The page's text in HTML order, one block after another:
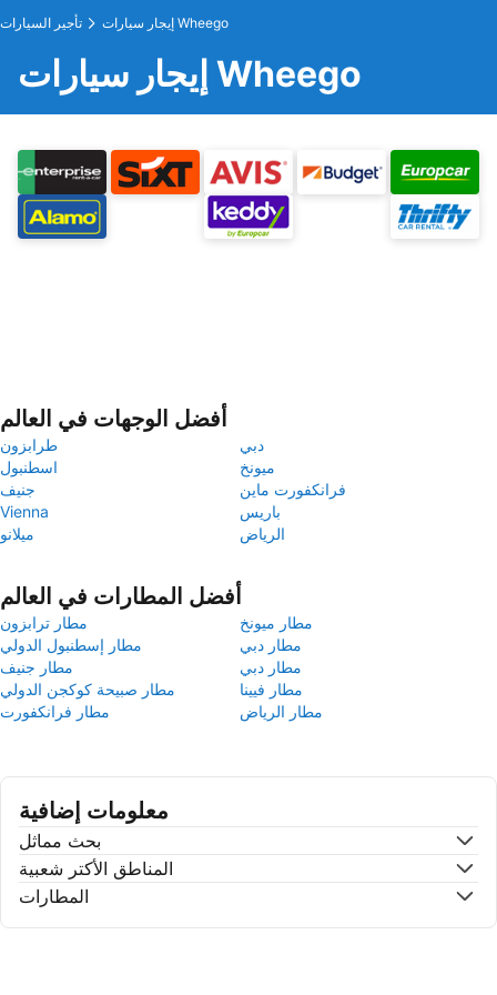
تأجير السيارات إيجار سيارات Wheego
إيجار سيارات Wheego
أفضل الوجهات في العالم
طرابزون
دبي
اسطنبول
ميونخ
جنيف
فرانكفورت ماين
Vienna
باريس
ميلانو
الرياض
أفضل المطارات في العالم
مطار ترابزون
مطار ميونخ
مطار إسطنبول الدولي
مطار دبي
مطار جنيف
مطار دبي
مطار صبيحة كوكجن الدولي
مطار فيينا
مطار فرانكفورت
مطار الرياض
معلومات إضافية
بحث مماثل
المناطق الأكتر شعبية
المطارات